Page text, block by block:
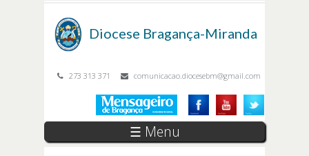
Diocese Bragança-Miranda
273 313 371 comunicacao.diocesebm@gmail.com
☰ Menu